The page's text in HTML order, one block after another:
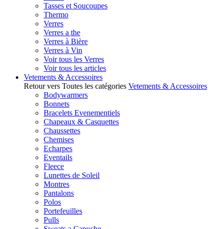
Tasses et Soucoupes
Thermo
Verres
Verres a the
Verres à Bière
Verres à Vin
Voir tous les Verres
Voir tous les articles
Vetements & Accessoires
Retour vers Toutes les catégories Vetements & Accessoires
Bodywarmers
Bonnets
Bracelets Evenementiels
Chapeaux & Casquettes
Chaussettes
Chemises
Echarpes
Eventails
Fleece
Lunettes de Soleil
Montres
Pantalons
Polos
Portefeuilles
Pulls